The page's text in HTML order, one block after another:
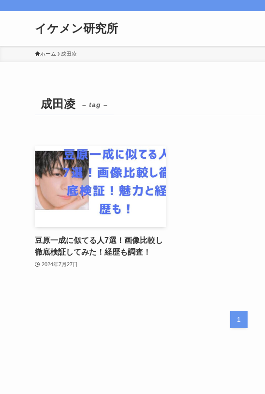
イケメン研究所
ホーム 成田凌
成田凌 – tag –
豆原一成に似てる人7選！画像比較し
徹底検証してみた！経歴も調査！
2024年7月27日
1